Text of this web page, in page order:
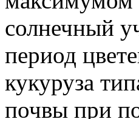
солнечный
период
кукуруза
почвы при